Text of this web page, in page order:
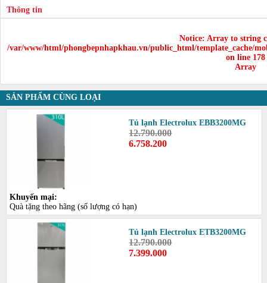
Thông tin
Notice: Array to string
/var/www/html/phongbepnhapkhau.vn/public_html/template_cache/
on line 178
Array
SẢN PHẨM CÙNG LOẠI
Tủ lạnh Electrolux EBB3200MG
12.790.000
6.758.200
Khuyến mại:
Quà tặng theo hãng (số lượng có hạn)
Tủ lạnh Electrolux ETB3200MG
12.790.000
7.399.000